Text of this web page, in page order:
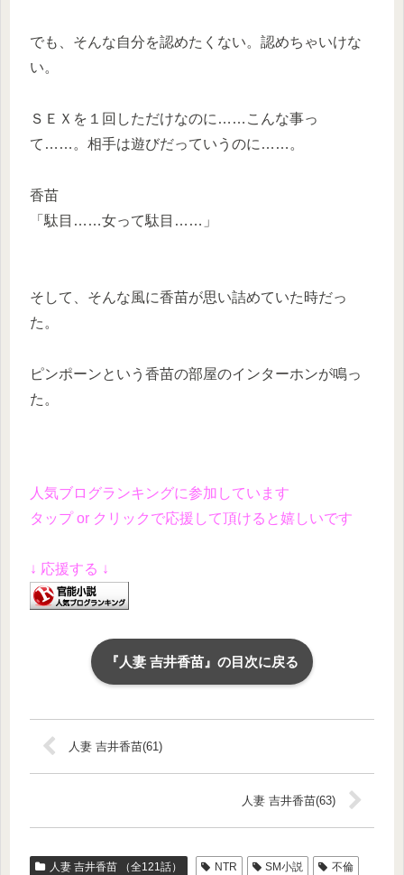
でも、そんな自分を認めたくない。認めちゃいけな
い。
ＳＥＸを１回しただけなのに……こんな事っ
て……。相手は遊びだっていうのに……。
香苗
「駄目……女って駄目……」
そして、そんな風に香苗が思い詰めていた時だっ
た。
ピンポーンという香苗の部屋のインターホンが鳴っ
た。
人気ブログランキングに参加しています
タップ or クリックで応援して頂けると嬉しいです
↓ 応援する ↓
『人妻 吉井香苗』の目次に戻る
人妻 吉井香苗(61)
人妻 吉井香苗(63)
人妻 吉井香苗 （全121話） NTR SM小説
不倫